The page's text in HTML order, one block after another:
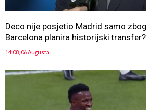
Deco nije posjetio Madrid samo
Barcelona planira historijski transfer?
14:08, 06 Augusta